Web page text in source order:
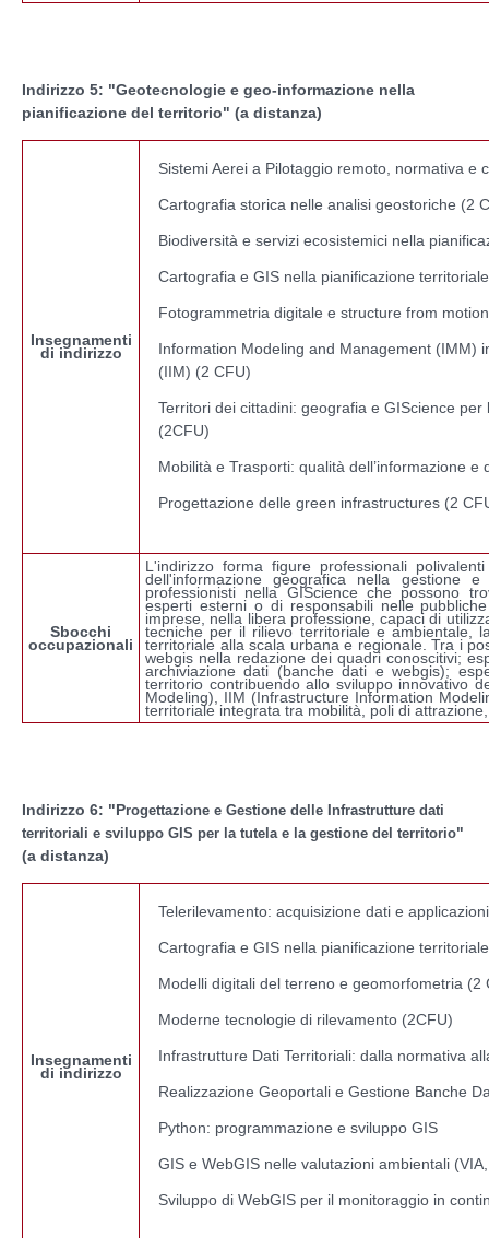
Indirizzo 5: "Geotecnologie e geo-informazione nella
pianificazione del territorio" (a distanza)
Insegnamenti
di indirizzo
Sistemi Aerei a Pilotaggio remoto, normativa e
Cartografia storica nelle analisi geostoriche (2
Biodiversità e servizi ecosistemici nella
Cartografia e GIS nella pianificazione
Fotogrammetria digitale e structure from
Information Modeling and Management (IMM)
(IIM) (2 CFU)
Territori dei cittadini: geografia e GIScience
(2CFU)
Mobilità e Trasporti: qualità dell’informazione
Progettazione delle green infrastructures (2
Sbocchi
occupazionali
L'indirizzo forma figure professionali
dell'informazione geografica nella
professionisti nella GIScience che possono
esperti esterni o di responsabili nelle
imprese, nella libera professione, capaci di
tecniche per il rilievo territoriale e ambientale,
territoriale alla scala urbana e regionale. Tra i
webgis nella redazione dei quadri conoscitivi;
archiviazione dati (banche dati e webgis);
territorio contribuendo allo sviluppo innovativo
Modeling), IIM (Infrastructure Information
territoriale integrata tra mobilità, poli di
Indirizzo 6: "Progettazione e Gestione delle Infrastrutture dati
territoriali e sviluppo GIS per la tutela e la gestione del territorio"
(a distanza)
Insegnamenti
di indirizzo
Telerilevamento: acquisizione dati e
Cartografia e GIS nella pianificazione
Modelli digitali del terreno e geomorfometria (2
Moderne tecnologie di rilevamento (2CFU)
Infrastrutture Dati Territoriali: dalla normativa
Realizzazione Geoportali e Gestione Banche
Python: programmazione e sviluppo GIS
GIS e WebGIS nelle valutazioni ambientali
Sviluppo di WebGIS per il monitoraggio in